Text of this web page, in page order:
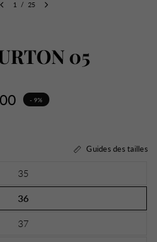
1 / 25
05
- 9%
Guides des tailles
35
36
37